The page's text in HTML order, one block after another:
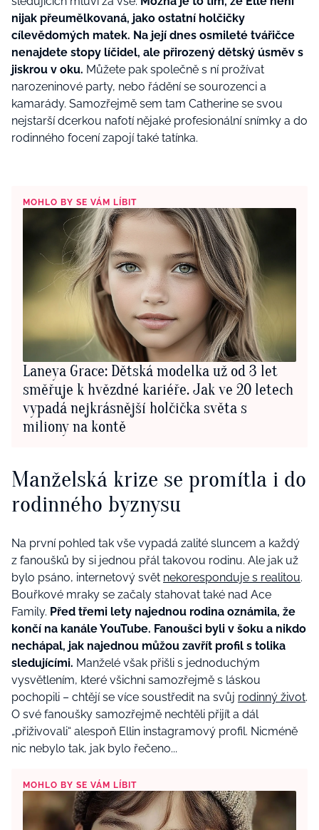
nijak přeumělkovaná, jako ostatní holčičky
cílevědomých matek. Na její dnes osmileté tvářičce
nenajdete stopy líčidel, ale přirozený dětský úsměv s
jiskrou v oku. Můžete pak společně s ní prožívat
narozeninové party, nebo řádění se sourozenci a
kamarády. Samozřejmě sem tam Catherine se svou
nejstarší dcerkou nafotí nějaké profesionální snímky a do
rodinného focení zapojí také tatínka.
MOHLO BY SE VÁM LÍBIT
Laneya Grace: Dětská modelka už od 3 let
směřuje k hvězdné kariéře. Jak ve 20 letech
vypadá nejkrásnější holčička světa s
miliony na kontě
Manželská krize se promítla i do
rodinného byznysu
Na první pohled tak vše vypadá zalité sluncem a každý
z fanoušků by si jednou přál takovou rodinu. Ale jak už
bylo psáno, internetový svět nekoresponduje s realitou.
Bouřkové mraky se začaly stahovat také nad Ace
Family. Před třemi lety najednou rodina oznámila, že
končí na kanále YouTube. Fanoušci byli v šoku a nikdo
nechápal, jak najednou můžou zavřít profil s tolika
sledujícími. Manželé však přišli s jednoduchým
vysvětlením, které všichni samozřejmě s láskou
pochopili – chtějí se více soustředit na svůj rodinný život.
O své fanoušky samozřejmě nechtěli přijít a dál
„přiživovali“ alespoň Ellin instagramový profil. Nicméně
nic nebylo tak, jak bylo řečeno...
MOHLO BY SE VÁM LÍBIT